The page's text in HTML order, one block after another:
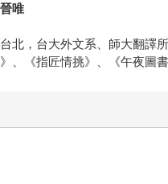
唯
北，台大外文系、師大翻譯
、《指匠情挑》、《午夜圖